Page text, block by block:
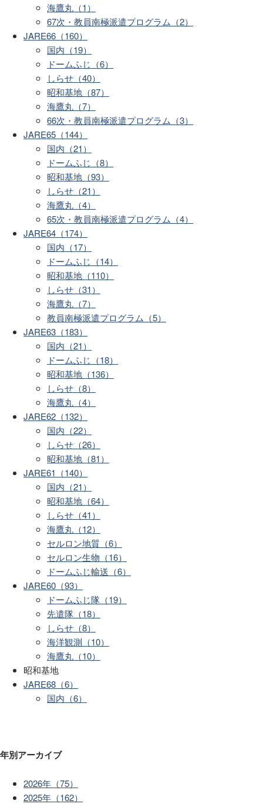
海鷹丸（1）
67次・教員南極派遣プログラム（2）
JARE66（160）
国内（19）
ドームふじ（6）
しらせ（40）
昭和基地（87）
海鷹丸（7）
66次・教員南極派遣プログラム（3）
JARE65（144）
国内（21）
ドームふじ（8）
昭和基地（93）
しらせ（21）
海鷹丸（4）
65次・教員南極派遣プログラム（4）
JARE64（174）
国内（17）
ドームふじ（14）
昭和基地（110）
しらせ（31）
海鷹丸（7）
教員南極派遣プログラム（5）
JARE63（183）
国内（21）
ドームふじ（18）
昭和基地（136）
しらせ（8）
海鷹丸（4）
JARE62（132）
国内（22）
しらせ（26）
昭和基地（81）
JARE61（140）
国内（21）
昭和基地（64）
しらせ（41）
海鷹丸（12）
セルロン地質（6）
セルロン生物（16）
ドームふじ輸送（6）
JARE60（93）
ドームふじ隊（19）
先遣隊（18）
しらせ（8）
海洋観測（10）
海鷹丸（10）
昭和基地
JARE68（6）
国内（6）
年別アーカイブ
2026年（75）
2025年（162）